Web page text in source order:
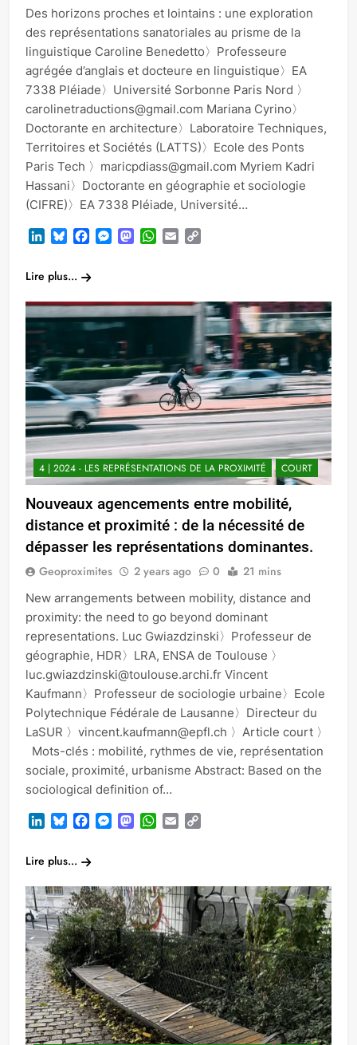
Des horizons proches et lointains : une exploration
des représentations sanatoriales au prisme de la
linguistique Caroline Benedetto〉Professeure
agrégée d’anglais et docteure en linguistique〉EA
7338 Pléiade〉Université Sorbonne Paris Nord 〉
carolinetraductions@gmail.com Mariana Cyrino〉
Doctorante en architecture〉Laboratoire Techniques,
Territoires et Sociétés (LATTS)〉Ecole des Ponts
Paris Tech 〉maricpdiass@gmail.com Myriem Kadri
Hassani〉Doctorante en géographie et sociologie
(CIFRE)〉EA 7338 Pléiade, Université…
LinkedInBlueskyFacebook
Messenger
Mastodon
WhatsApp
Email
Lire plus...
4 | 2024 - LES REPRÉSENTATIONS DE LA PROXIMITÉ COURT
Nouveaux agencements entre mobilité,
distance et proximité : de la nécessité de
dépasser les représentations dominantes.
Geoproximites 2 years ago 0 21 mins
New arrangements between mobility, distance and
proximity: the need to go beyond dominant
representations. Luc Gwiazdzinski〉Professeur de
géographie, HDR〉LRA, ENSA de Toulouse 〉
luc.gwiazdzinski@toulouse.archi.fr Vincent
Kaufmann〉Professeur de sociologie urbaine〉Ecole
Polytechnique Fédérale de Lausanne〉Directeur du
LaSUR 〉vincent.kaufmann@epfl.ch 〉Article court 〉
Mots-clés : mobilité, rythmes de vie, représentation
sociale, proximité, urbanisme Abstract: Based on the
sociological definition of…
LinkedInBlueskyFacebook
Messenger
Mastodon
WhatsApp
Email
Lire plus...